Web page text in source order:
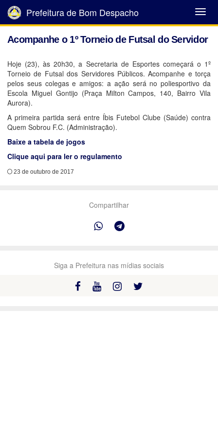
Abrir
Menu
Prefeitura de Bom Despacho
Acompanhe o 1º Torneio de Futsal do Servidor
Hoje (23), às 20h30, a Secretaria de Esportes começará o 1º
Torneio de Futsal dos Servidores Públicos. Acompanhe e torça
pelos seus colegas e amigos: a ação será no poliesportivo da
Escola Miguel Gontijo (Praça Milton Campos, 140, Bairro Vila
Aurora).
A primeira partida será entre Íbis Futebol Clube (Saúde) contra
Quem Sobrou F.C. (Administração).
Baixe a tabela de jogos
Clique aqui para ler o regulamento
23 de outubro de 2017
Compartilhar
Siga a Prefeitura nas mídias sociais